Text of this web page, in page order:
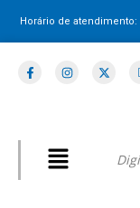
Horário de atendimento: